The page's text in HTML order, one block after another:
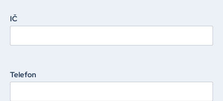
IČ
Telefon